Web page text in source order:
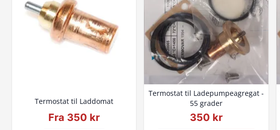
Termostat til Laddomat
Fra 350 kr
Termostat til Ladepumpeagregat -
55 grader
350 kr